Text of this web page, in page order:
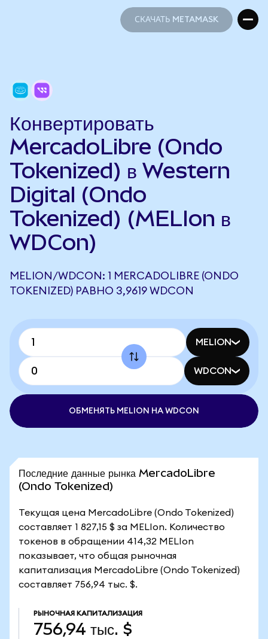
СКАЧАТЬ METAMASK
Конвертировать
MercadoLibre (Ondo
Tokenized) в Western
Digital (Ondo
Tokenized) (MELIon в
WDCon)
MELION/WDCON: 1 MERCADOLIBRE (ONDO
TOKENIZED) РАВНО 3,9619 WDCON
MELION
WDCON
ОБМЕНЯТЬ MELION НА WDCON
Последние данные рынка MercadoLibre
(Ondo Tokenized)
Текущая цена MercadoLibre (Ondo Tokenized)
составляет 1 827,15 $ за MELIon. Количество
токенов в обращении 414,32 MELIon
показывает, что общая рыночная
капитализация MercadoLibre (Ondo Tokenized)
составляет 756,94 тыс. $.
РЫНОЧНАЯ КАПИТАЛИЗАЦИЯ
756,94 тыс. $